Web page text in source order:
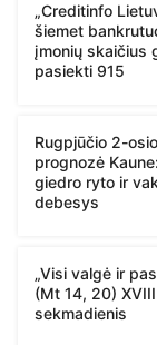
„Creditinfo
šiemet
įmonių skaičius
pasiekti 915
Rugpjūčio 2-
prognozė
giedro ryto ir
debesys
„Visi valgė ir
(Mt 14, 20)
sekmadienis